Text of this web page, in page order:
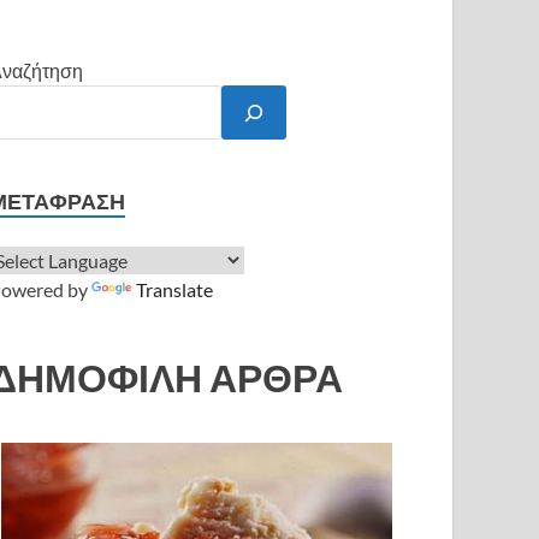
by Translate
ΑΡΘΡΑ